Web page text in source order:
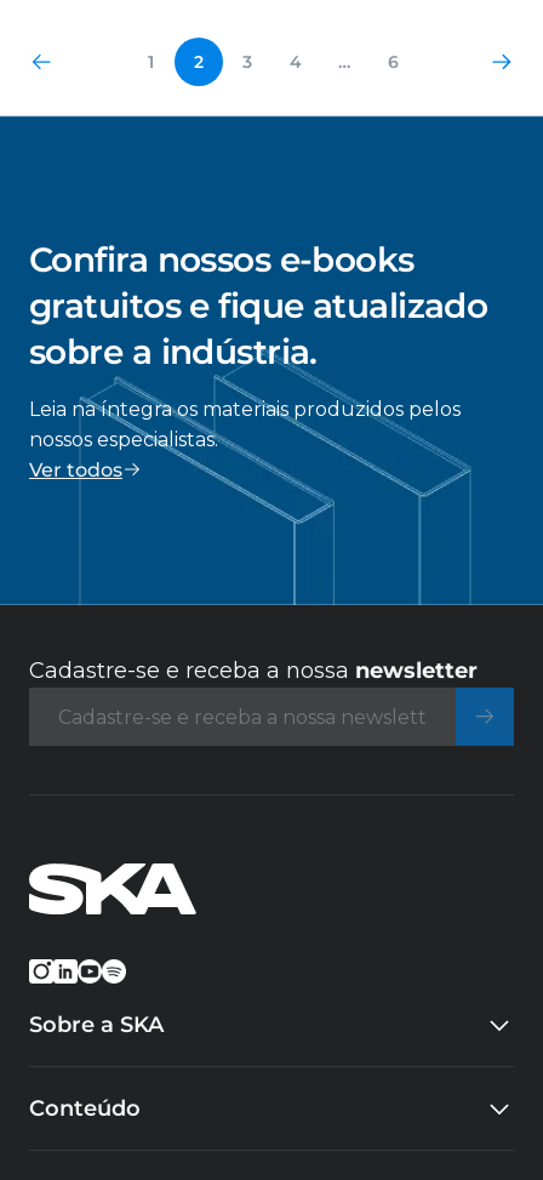
1 2 3 4 … 6
Confira nossos e-books
gratuitos e fique atualizado
sobre a indústria.
Leia na íntegra os materiais produzidos pelos
nossos especialistas.
Ver todos
Cadastre-se e receba a nossa newsletter
Sobre a SKA
Eventos
Conteúdo